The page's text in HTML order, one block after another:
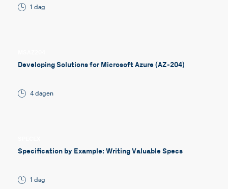
1 dag
Developing Solutions for Microsoft Azure (AZ-204)
4 dagen
Specification by Example: Writing Valuable Specs
1 dag